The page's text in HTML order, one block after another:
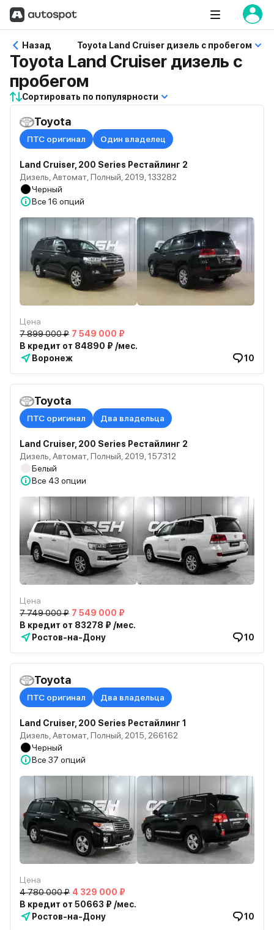
Назад Toyota Land Cruiser дизель с пробегом
Toyota Land Cruiser дизель с
пробегом
Сортировать по популярности
Toyota
ПТС оригинал Один владелец
Land Cruiser, 200 Series Рестайлинг 2
Дизель, Автомат, Полный, 2019, 133282
Черный
Все 16 опций
Цена
7 899 000 ₽ 7 549 000 ₽
В кредит от 84890 ₽ /мес.
Воронеж
10
Toyota
ПТС оригинал Два владельца
Land Cruiser, 200 Series Рестайлинг 2
Дизель, Автомат, Полный, 2019, 157312
Белый
Все 43 опции
Цена
7 749 000 ₽ 7 549 000 ₽
В кредит от 83278 ₽ /мес.
Ростов-на-Дону
10
Toyota
ПТС оригинал Два владельца
Land Cruiser, 200 Series Рестайлинг 1
Дизель, Автомат, Полный, 2015, 266162
Черный
Все 37 опций
Цена
4 780 000 ₽ 4 329 000 ₽
В кредит от 50663 ₽ /мес.
Ростов-на-Дону
10